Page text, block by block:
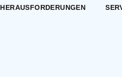
HERAUSFORDERUNGEN